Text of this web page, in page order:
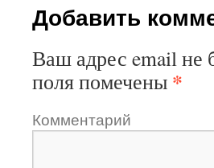
Добавить
Ваш адрес email не
поля помечены *
Комментарий